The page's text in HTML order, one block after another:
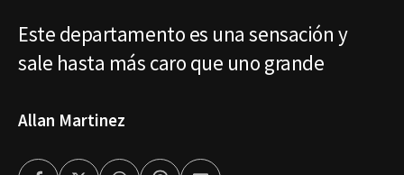
Este departamento es una sensación y
sale hasta más caro que uno grande
Allan Martinez